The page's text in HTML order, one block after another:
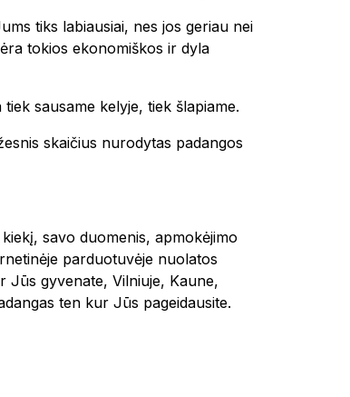
tiks labiausiai, nes jos geriau nei
tokios ekonomiškos ir dyla
sausame kelyje, tiek šlapiame.
skaičius nurodytas padangos
savo duomenis, apmokėjimo
parduotuvėje nuolatos
Jūs gyvenate, Vilniuje, Kaune,
ten kur Jūs pageidausite.